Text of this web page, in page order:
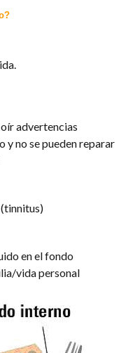
advertencias
y no se pueden reparar
en el fondo
vida personal